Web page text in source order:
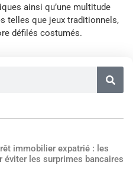
ainsi qu’une multitude
telles que jeux traditionnels,
défilés costumés.
immobilier expatrié : les
éviter les surprimes bancaires